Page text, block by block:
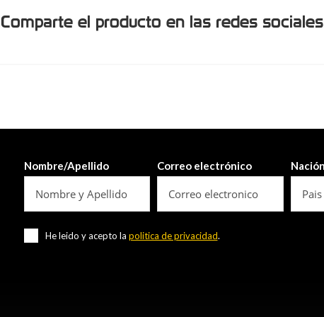
Comparte el producto en las redes sociales
Nombre/Apellido Correo electrónico
He leido y acepto la politica de privacidad.